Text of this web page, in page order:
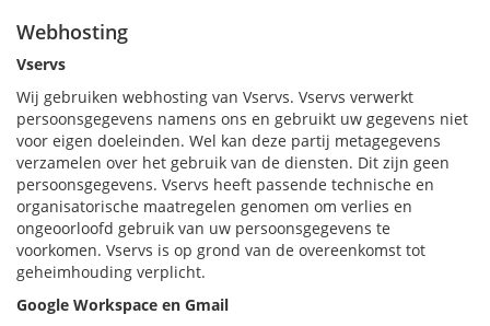
Webhosting
Vservs
Wij gebruiken webhosting van Vservs. Vservs verwerkt
persoonsgegevens namens ons en gebruikt uw gegevens niet
voor eigen doeleinden. Wel kan deze partij metagegevens
verzamelen over het gebruik van de diensten. Dit zijn geen
persoonsgegevens. Vservs heeft passende technische en
organisatorische maatregelen genomen om verlies en
ongeoorloofd gebruik van uw persoonsgegevens te
voorkomen. Vservs is op grond van de overeenkomst tot
geheimhouding verplicht.
Google Workspace en Gmail